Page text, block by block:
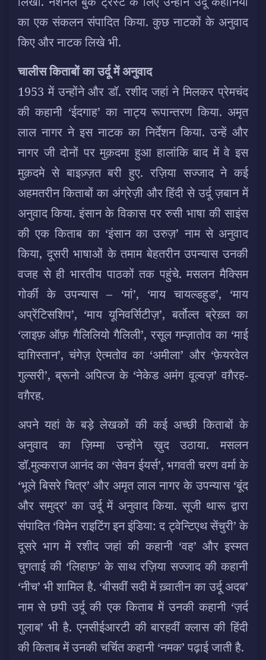
का एक संकलन संपादित किया. कुछ नाटकों के अनुवाद
किए और नाटक लिखे भी.
चालीस किताबों का उर्दू में अनुवाद
1953 में उन्होंने और डॉ. रशीद जहां ने मिलकर प्रेमचंद
की कहानी ‘ईदगाह’ का नाट्य रूपान्तरण किया. अमृत
लाल नागर ने इस नाटक का निर्देशन किया. उन्हें और
नागर जी दोनों पर मुक़दमा हुआ हालांकि बाद में वे इस
मुक़दमे से बाइज़्ज़त बरी हुए. रज़िया सज्जाद ने कई
अहमतरीन किताबों का अंग्रेज़ी और हिंदी से उर्दू ज़बान में
अनुवाद किया. इंसान के विकास पर रुसी भाषा की साइंस
की एक किताब का ‘इंसान का उरुज़’ नाम से अनुवाद
किया, दूसरी भाषाओं के तमाम बेहतरीन उपन्यास उनकी
वजह से ही भारतीय पाठकों तक पहुंचे. मसलन मैक्सिम
गोर्की के उपन्यास – ‘मां’, ‘माय चायल्डहुड’, ‘माय
अप्रेंटिसशिप’, ‘माय यूनिवर्सिटीज़’, बर्तोल्त ब्रेख़्त का
‘लाइफ़ ऑफ़ गैलिलियो गैलिली’, रसूल गम्ज़ातोव का ‘माई
दाग़िस्तान’, चंगेज़ ऐत्मतोव का ‘अमीला’ और ‘फ़ेयरवेल
गुल्सरी’, ब्रूनो अपित्ज के ‘नेकेड अमंग वूल्वज़’ वग़ैरह-
वग़ैरह.
अपने यहां के बड़े लेखकों की कई अच्छी किताबों के
अनुवाद का ज़िम्मा उन्होंने ख़ुद उठाया. मसलन
डॉ.मुल्कराज आनंद का ‘सेवन ईयर्स’, भगवती चरण वर्मा के
‘भूले बिसरे चित्र’ और अमृत लाल नागर के उपन्यास ‘बूंद
और समुद्र’ का उर्दू में अनुवाद किया. सूजी थारू द्वारा
संपादित ‘विमेन राइटिंग इन इंडिया: द ट्वेन्टिएथ सेंचुरी’ के
दूसरे भाग में रशीद जहां की कहानी ‘वह’ और इस्मत
चुगताई की ‘लिहाफ़’ के साथ रज़िया सज्जाद की कहानी
‘नीच’ भी शामिल है. ‘बीसवीं सदी में ख़्वातीन का उर्दू अदब’
नाम से छपी उर्दू की एक किताब में उनकी कहानी ‘ज़र्द
गुलाब’ भी है. एनसीईआरटी की बारहवीं क्लास की हिंदी
की किताब में उनकी चर्चित कहानी ‘नमक’ पढ़ाई जाती है.